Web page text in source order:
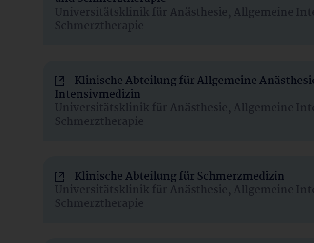
Universitätsklinik für Anästhesie, Allgemeine
Schmerztherapie
Klinische Abteilung für Allgemeine
Intensivmedizin
Universitätsklinik für Anästhesie, Allgemeine
Schmerztherapie
Klinische Abteilung für Schmerzmedizin
Universitätsklinik für Anästhesie, Allgemeine
Schmerztherapie